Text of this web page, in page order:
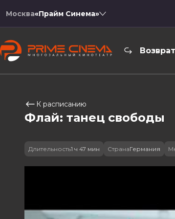
Москва«Прайм Синема»
К расписанию
Флай: танец свободы
Длительность1 ч 47 мин СтранаГермания